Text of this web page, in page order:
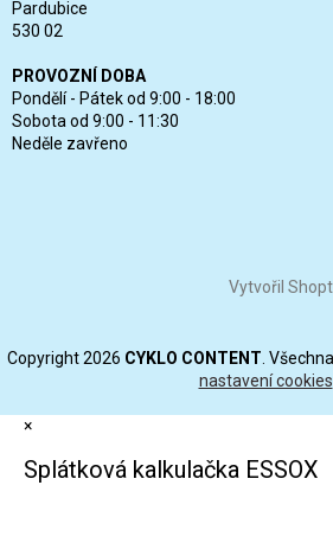
Pardubice
530 02
PROVOZNÍ DOBA
Pondělí - Pátek od 9:00 - 18:00
Sobota od 9:00 - 11:30
Neděle zavřeno
Vytvořil
Copyright 2026 CYKLO CONTENT .
nastavení cookies
×
Splátková kalkulačka ESSOX